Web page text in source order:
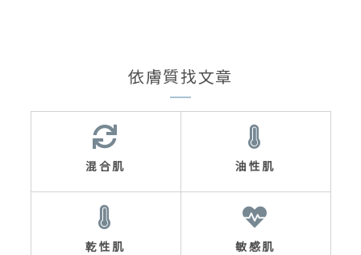
依膚質找文章
混合肌 油性肌
乾性肌 敏感肌